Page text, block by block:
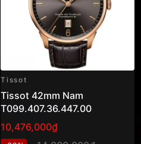
Tissot
Tissot 42mm Nam
T099.407.36.447.00
10,476,000₫